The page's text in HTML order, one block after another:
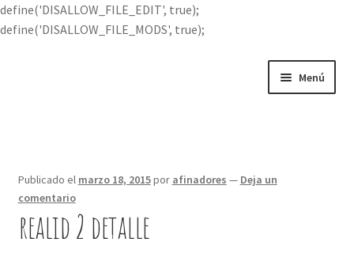
define('DISALLOW_FILE_EDIT', true);
define('DISALLOW_FILE_MODS', true);
Menú
Quién soy
Contácteme
Publicado el marzo 18, 2015por afinadores — Deja un
comentario
realid 2 detalle